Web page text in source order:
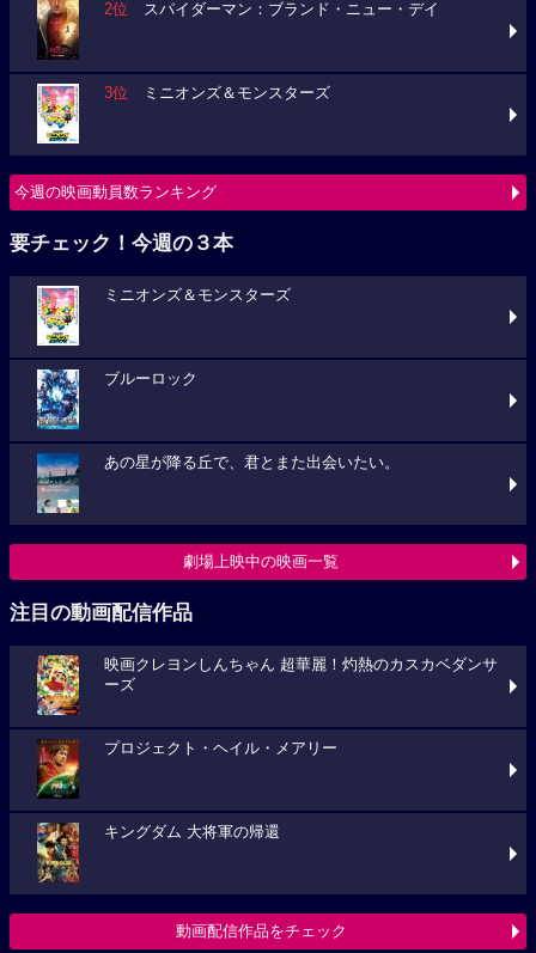
2位 スパイダーマン：ブランド・ニュー・デイ
3位 ミニオンズ＆モンスターズ
今週の映画動員数ランキング
要チェック！今週の３本
ミニオンズ＆モンスターズ
ブルーロック
あの星が降る丘で、君とまた出会いたい。
劇場上映中の映画一覧
注目の動画配信作品
映画クレヨンしんちゃん 超華麗！灼熱のカスカベダンサ
ーズ
プロジェクト・ヘイル・メアリー
キングダム 大将軍の帰還
動画配信作品をチェック